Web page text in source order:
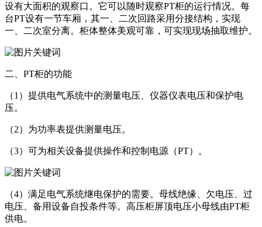
设有大面积的观察口。它可以随时观察PT柜的运行情况。每
台PT设有一节车厢，其一、二次回路采用分接结构，实现
一、二次室分离。柜体整体美观可靠，可实现现场抽取维护。
二、PT柜的功能
（1）提供电气系统中的测量电压、仪器仪表电压和保护电
压。
（2）为功率表提供测量电压。
（3）可为相关设备提供操作和控制电源（PT）。
（4）满足电气系统继电保护的需要。母线绝缘、欠电压、过
电压、备用设备自投条件等。高压柜屏顶电压小母线由PT柜
供电。